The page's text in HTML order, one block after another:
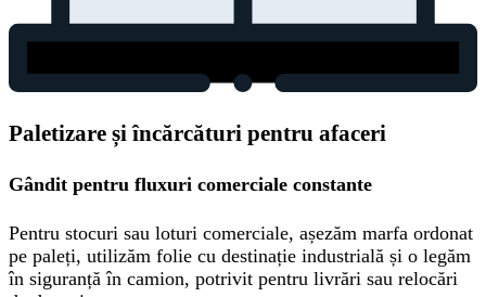
Paletizare și încărcături pentru afaceri
Gândit pentru fluxuri comerciale constante
Pentru stocuri sau loturi comerciale, așezăm marfa ordonat
pe paleți, utilizăm folie cu destinație industrială și o legăm
în siguranță în camion, potrivit pentru livrări sau relocări